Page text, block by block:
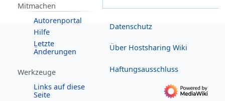
Mitmachen
Autorenportal
Hilfe
Letzte
Änderungen
Werkzeuge
Links auf diese
Seite
Datenschutz
Über Hostsharing Wiki
Haftungsausschluss